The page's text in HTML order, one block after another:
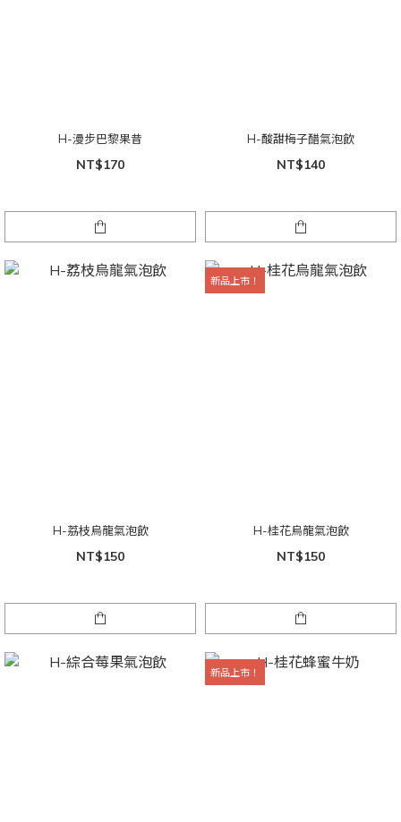
H-漫步巴黎果昔
NT$170
H-酸甜梅子醋氣泡飲
NT$140
H-荔枝烏龍氣泡飲
NT$150
新品上市！
H-桂花烏龍氣泡飲
NT$150
新品上市！